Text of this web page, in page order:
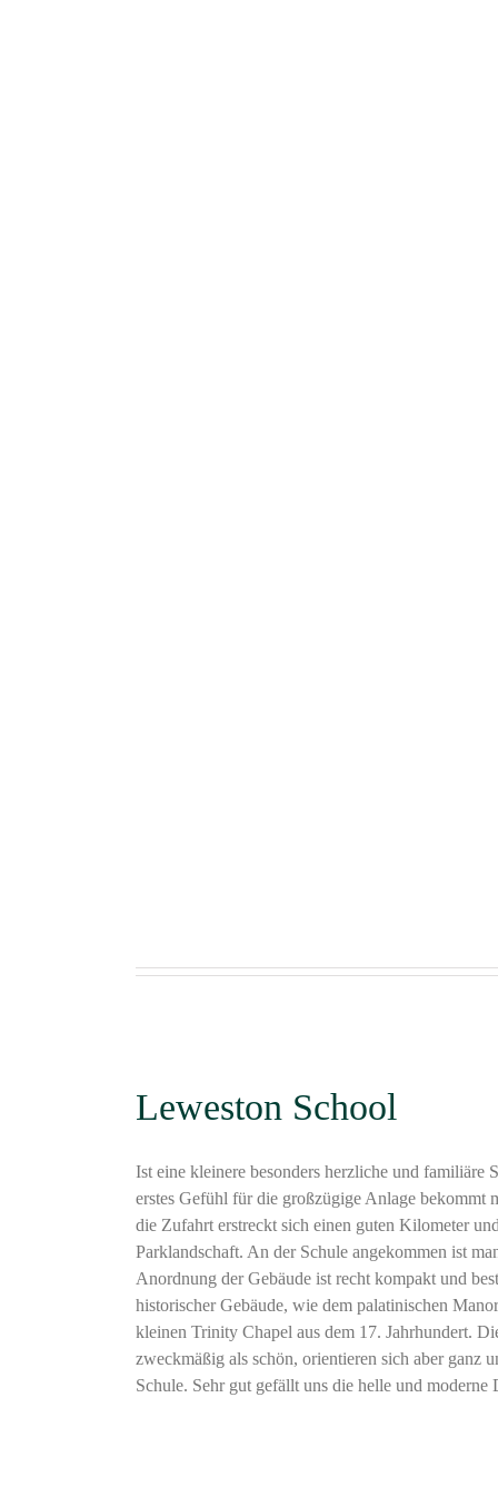
Leweston School
Ist eine kleinere besonders herzliche und familiäre
erstes Gefühl für die großzügige Anlage bekommt
die Zufahrt erstreckt sich einen guten Kilometer
Parklandschaft. An der Schule angekommen ist
Anordnung der Gebäude ist recht kompakt und
historischer Gebäude, wie dem palatinischen
kleinen Trinity Chapel aus dem 17. Jahrhundert.
zweckmäßig als schön, orientieren sich aber ganz
Schule. Sehr gut gefällt uns die helle und